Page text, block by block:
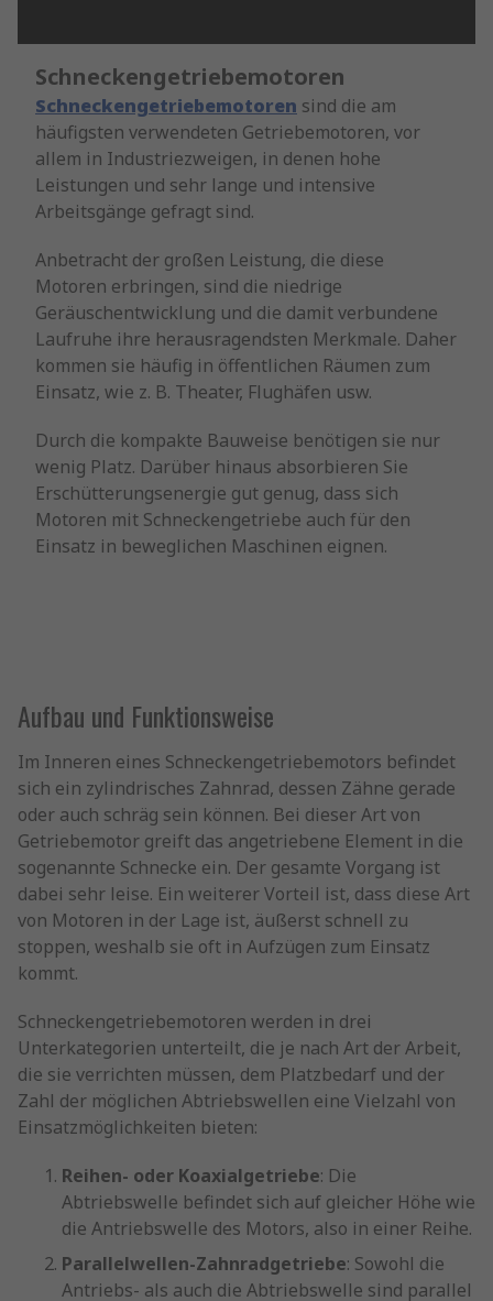
Schneckengetriebemotoren
Schneckengetriebemotoren sind die am
häufigsten verwendeten Getriebemotoren, vor
allem in Industriezweigen, in denen hohe
Leistungen und sehr lange und intensive
Arbeitsgänge gefragt sind.
Anbetracht der großen Leistung, die diese
Motoren erbringen, sind die niedrige
Geräuschentwicklung und die damit verbundene
Laufruhe ihre herausragendsten Merkmale. Daher
kommen sie häufig in öffentlichen Räumen zum
Einsatz, wie z. B. Theater, Flughäfen usw.
Durch die kompakte Bauweise benötigen sie nur
wenig Platz. Darüber hinaus absorbieren Sie
Erschütterungsenergie gut genug, dass sich
Motoren mit Schneckengetriebe auch für den
Einsatz in beweglichen Maschinen eignen.
Aufbau und Funktionsweise
Im Inneren eines Schneckengetriebemotors befindet
sich ein zylindrisches Zahnrad, dessen Zähne gerade
oder auch schräg sein können. Bei dieser Art von
Getriebemotor greift das angetriebene Element in die
sogenannte Schnecke ein. Der gesamte Vorgang ist
dabei sehr leise. Ein weiterer Vorteil ist, dass diese Art
von Motoren in der Lage ist, äußerst schnell zu
stoppen, weshalb sie oft in Aufzügen zum Einsatz
kommt.
Schneckengetriebemotoren werden in drei
Unterkategorien unterteilt, die je nach Art der Arbeit,
die sie verrichten müssen, dem Platzbedarf und der
Zahl der möglichen Abtriebswellen eine Vielzahl von
Einsatzmöglichkeiten bieten:
Reihen- oder Koaxialgetriebe: Die
Abtriebswelle befindet sich auf gleicher Höhe wie
die Antriebswelle des Motors, also in einer Reihe.
Parallelwellen-Zahnradgetriebe: Sowohl die
Antriebs- als auch die Abtriebswelle sind parallel